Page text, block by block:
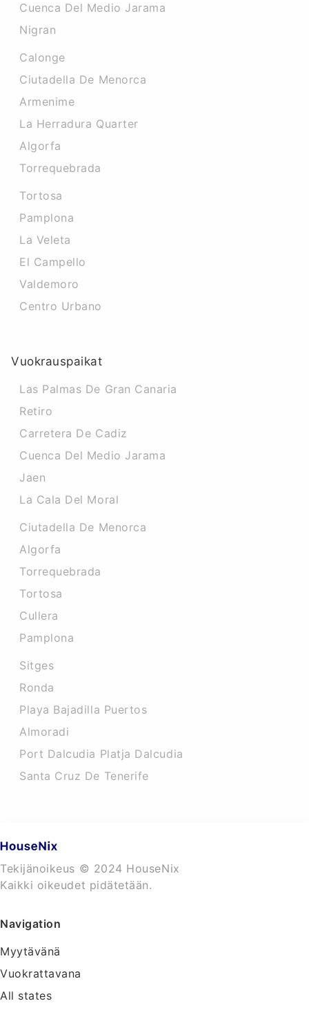
Cuenca Del Medio Jarama
Nigran
Calonge
Ciutadella De Menorca
Armenime
La Herradura Quarter
Algorfa
Torrequebrada
Tortosa
Pamplona
La Veleta
El Campello
Valdemoro
Centro Urbano
Vuokrauspaikat
Las Palmas De Gran Canaria
Retiro
Carretera De Cadiz
Cuenca Del Medio Jarama
Jaen
La Cala Del Moral
Ciutadella De Menorca
Algorfa
Torrequebrada
Tortosa
Cullera
Pamplona
Sitges
Ronda
Playa Bajadilla Puertos
Almoradi
Port Dalcudia Platja Dalcudia
Santa Cruz De Tenerife
Tekijänoikeus © 2024 HouseNix
Kaikki oikeudet pidätetään.
Navigation
Myytävänä
Vuokrattavana
All states